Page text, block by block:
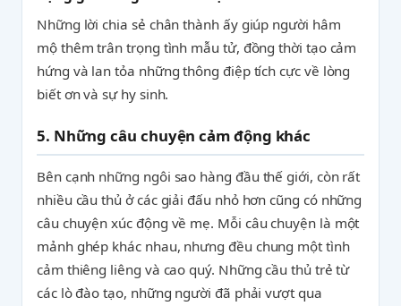
Những lời chia sẻ chân thành ấy giúp người hâm
mộ thêm trân trọng tình mẫu tử, đồng thời tạo cảm
hứng và lan tỏa những thông điệp tích cực về lòng
biết ơn và sự hy sinh.
5. Những câu chuyện cảm động khác
Bên cạnh những ngôi sao hàng đầu thế giới, còn rất
nhiều cầu thủ ở các giải đấu nhỏ hơn cũng có những
câu chuyện xúc động về mẹ. Mỗi câu chuyện là một
mảnh ghép khác nhau, nhưng đều chung một tình
cảm thiêng liêng và cao quý. Những cầu thủ trẻ từ
các lò đào tạo, những người đã phải vượt qua